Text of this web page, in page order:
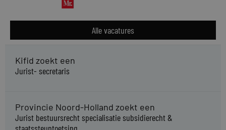
Alle vacatures
Kifid zoekt een
Jurist- secretaris
Provincie Noord-Holland zoekt een
Jurist bestuursrecht specialisatie subsidierecht &